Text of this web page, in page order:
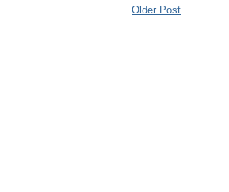
Older Post